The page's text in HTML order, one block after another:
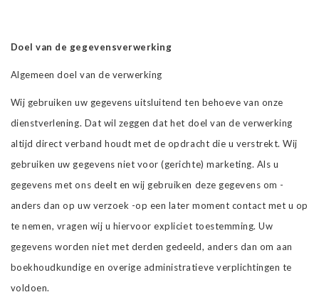
Doel van de gegevensverwerking
Algemeen doel van de verwerking
Wij gebruiken uw gegevens uitsluitend ten behoeve van onze
dienstverlening. Dat wil zeggen dat het doel van de verwerking
altijd direct verband houdt met de opdracht die u verstrekt. Wij
gebruiken uw gegevens niet voor (gerichte) marketing. Als u
gegevens met ons deelt en wij gebruiken deze gegevens om -
anders dan op uw verzoek -op een later moment contact met u op
te nemen, vragen wij u hiervoor expliciet toestemming. Uw
gegevens worden niet met derden gedeeld, anders dan om aan
boekhoudkundige en overige administratieve verplichtingen te
voldoen.